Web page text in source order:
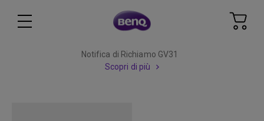
Notifica di Richiamo GV31
Scopri di più